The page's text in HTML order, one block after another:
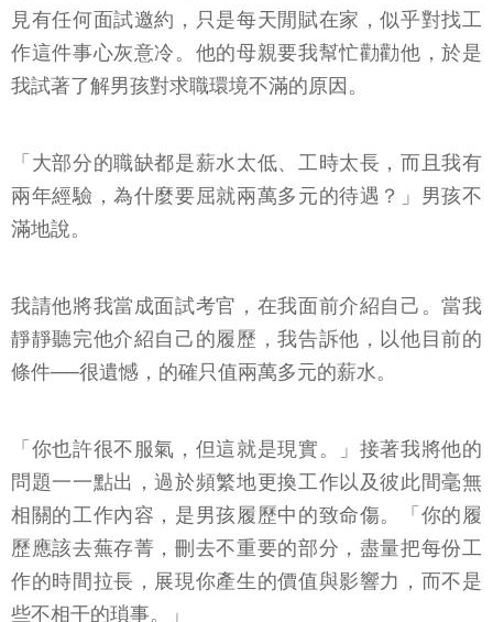
見有任何面試邀約，只是每天閒賦在家，似乎對找工
作這件事心灰意冷。他的母親要我幫忙勸勸他，於是
我試著了解男孩對求職環境不滿的原因。
「大部分的職缺都是薪水太低、工時太長，而且我有
兩年經驗，為什麼要屈就兩萬多元的待遇？」男孩不
滿地說。
我請他將我當成面試考官，在我面前介紹自己。當我
靜靜聽完他介紹自己的履歷，我告訴他，以他目前的
條件──很遺憾，的確只值兩萬多元的薪水。
「你也許很不服氣，但這就是現實。」接著我將他的
問題一一點出，過於頻繁地更換工作以及彼此間毫無
相關的工作內容，是男孩履歷中的致命傷。「你的履
歷應該去蕪存菁，刪去不重要的部分，盡量把每份工
作的時間拉長，展現你產生的價值與影響力，而不是
些不相干的瑣事。」